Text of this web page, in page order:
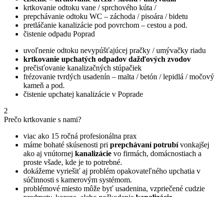
krtkovanie odtoku vane / sprchového kúta /
prepchávanie odtoku WC – záchoda / pisoára / bidetu
pretláčanie kanalizácie pod povrchom – cestou a pod.
čistenie odpadu Poprad
uvoľnenie odtoku nevypúšťajúcej pračky / umývačky riadu
krtkovanie upchatých odpadov dažďových zvodov
prečisťovanie kanalizačných stúpačiek
frézovanie tvrdých usadenín – malta / betón / lepidlá / močový
kameň a pod.
čistenie upchatej kanalizácie v Poprade
2
Prečo krtkovanie s nami?
viac ako 15 ročná profesionálna prax
máme bohaté skúsenosti pri prepchávaní potrubívonkajšej
ako aj vnútornej kanalizácie vo firmách, domácnostiach a
proste všade, kde je to potrebné.
dokážeme vyriešiť aj problém opakovateľného upchatia v
súčinnosti s kamerovým systémom.
problémové miesto môže byť usadenina, vzpriečené cudzie